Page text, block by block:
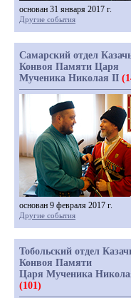
основан 31 января 2017 г.
Другие события
Самарский отдел
Конвоя Памяти Царя
Мученика Николая II
основан 9 февраля 2017 г.
Другие события
Тобольский отдел
Конвоя Памяти
Царя Мученика
(101)